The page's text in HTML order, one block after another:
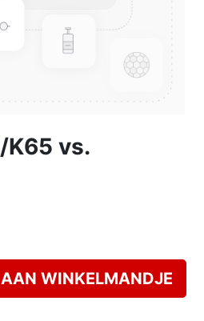
K65 vs.
WINKELMANDJE